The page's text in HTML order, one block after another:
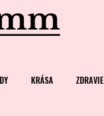
KRÁSA ZDRAVIE